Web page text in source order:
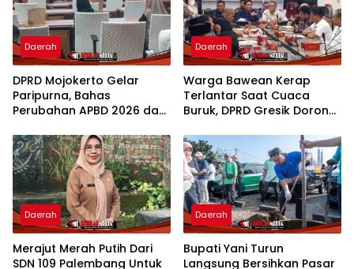
Daerah
DPRD Mojokerto Gelar
Paripurna, Bahas
Perubahan APBD 2026 dan
Daerah
Warga Bawean Kerap
Terlantar Saat Cuaca
Buruk, DPRD Gresik Dorong
Daerah
Merajut Merah Putih Dari
SDN 109 Palembang Untuk
Daerah
Bupati Yani Turun
Langsung Bersihkan Pasar